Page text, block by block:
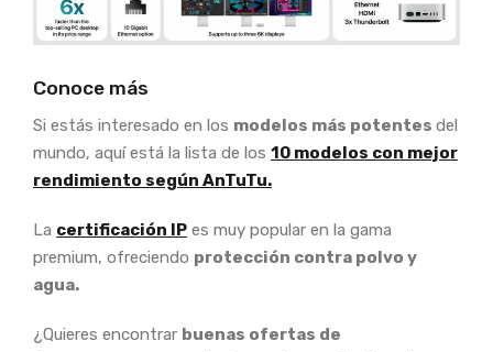
Conoce más
Si estás interesado en los modelos más potentes del
mundo, aquí está la lista de los 10 modelos con mejor
rendimiento según AnTuTu.
La certificación IP es muy popular en la gama
premium, ofreciendo protección contra polvo y
agua.
¿Quieres encontrar buenas ofertas de